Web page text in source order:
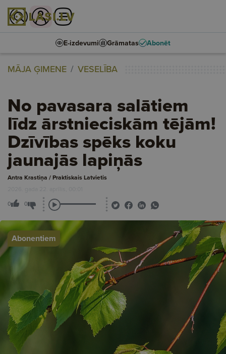
E-izdevumi Grāmatas Abonēt
MĀJA ĢIMENE VESELĪBA
No pavasara salātiem
līdz ārstnieciskām tējām!
Dzīvības spēks koku
jaunajās lapiņās
Antra Krastiņa / Praktiskais Latvietis
2026. gada 22. aprīlis, 00:01
0 0
Abonentiem